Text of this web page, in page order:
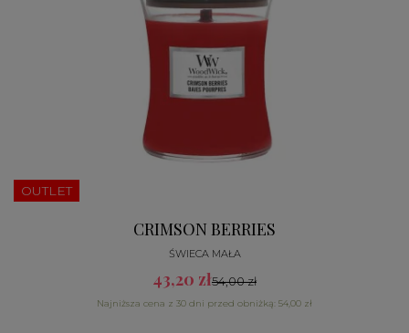
OUTLET
CRIMSON BERRIES
ŚWIECA MAŁA
43,20 zł54,00 zł
Najniższa cena z 30 dni przed obniżką: 54,00 zł